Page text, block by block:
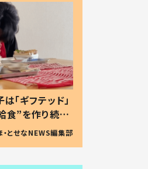
「ギフテッド」
食”を作り続け
#令和の子
・とせなNEWS編集部